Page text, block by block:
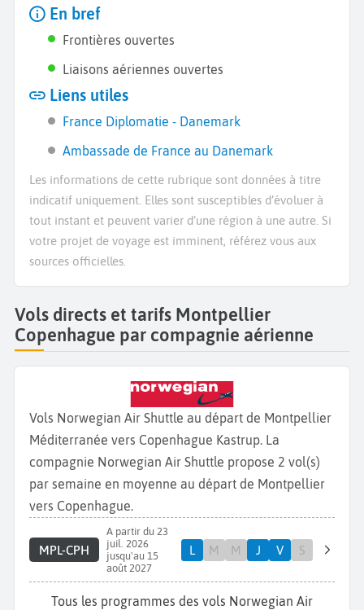
En bref
Frontières ouvertes
Liaisons aériennes ouvertes
Liens utiles
France Diplomatie - Danemark
Ambassade de France au Danemark
Les informations de cette rubrique sont données à titre
indicatif uniquement. Elles sont susceptibles d’évoluer à
tout instant et peuvent varier d’une région à une autre. Si
votre projet de voyage est imminent, référez vous aux
sources officielles.
Vols directs et tarifs Montpellier
Copenhague par compagnie aérienne
Vols Norwegian Air Shuttle au départ de Montpellier
Méditerranée vers Copenhague Kastrup. La
compagnie Norwegian Air Shuttle propose 2 vol(s)
par semaine en moyenne au départ de Montpellier
vers Copenhague.
MPL-CPH
A partir du 23
juil. 2026
jusqu'au 15
août 2027
L M M J V S
Tous les programmes des vols Norwegian Air